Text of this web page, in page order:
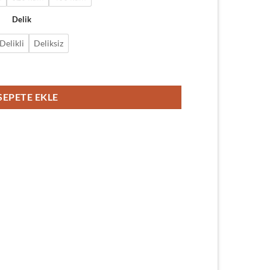
Delik
Deliksiz
EKLE